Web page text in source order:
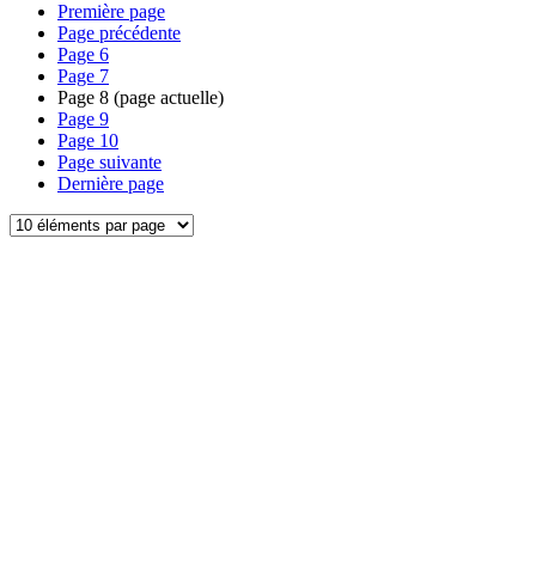
Première page
Page précédente
Page 6
Page 7
Page 8 (page actuelle)
Page 9
Page 10
Page suivante
Dernière page